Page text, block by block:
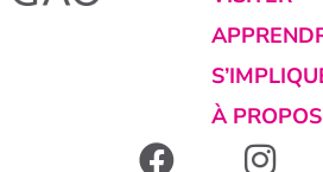
À PROPOS